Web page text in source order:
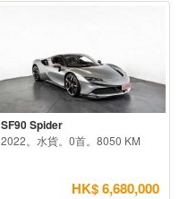
SF90 Spider
2022。水貨。0首。8050 KM
HK$ 6,680,000